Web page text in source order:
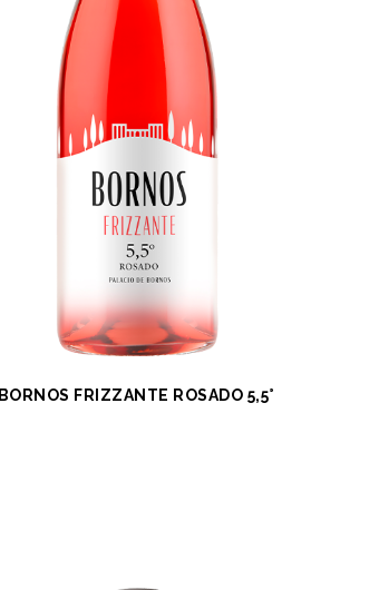
BORNOS FRIZZANTE ROSADO 5,5°